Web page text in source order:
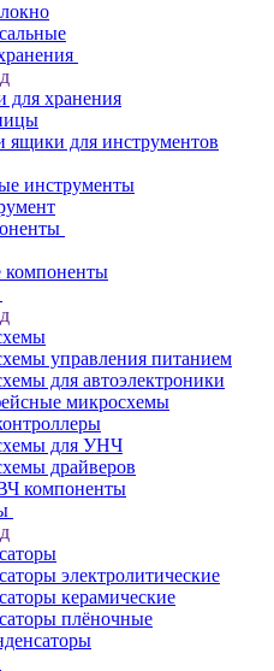
для хранения
ящики для инструментов
инструменты
компоненты
управления питанием
для автоэлектроники
микросхемы
для УНЧ
драйверов
компоненты
электролитические
керамические
плёночные